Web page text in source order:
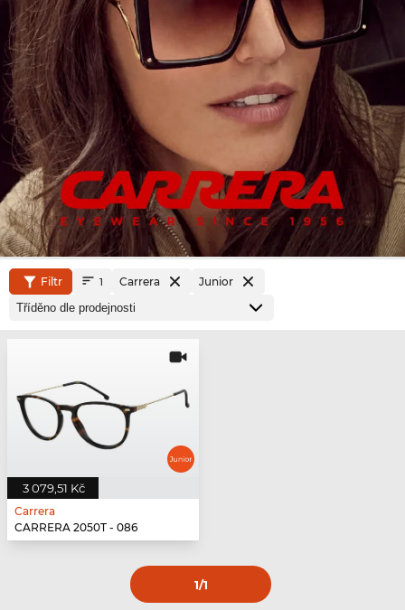
Filtr 1 Carrera Junior
3 079,51 Kč
Carrera
CARRERA 2050T - 086
1/1